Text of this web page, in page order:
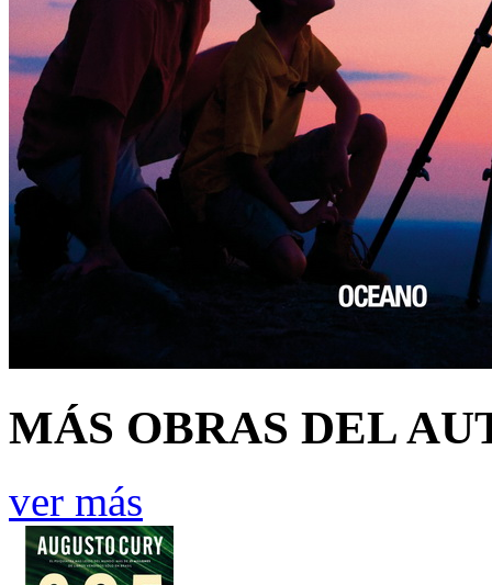
MÁS OBRAS DEL
ver más